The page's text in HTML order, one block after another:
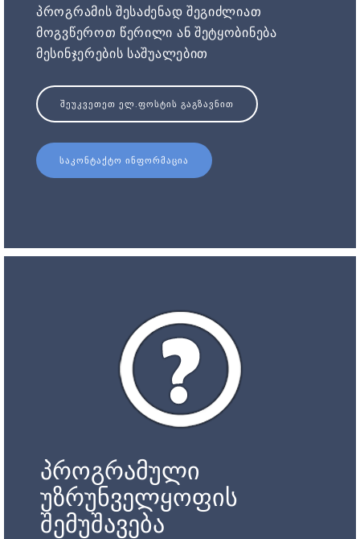
პროგრამის შესაძენად შეგიძლიათ
მოგვწეროთ წერილი ან შეტყობინება
მესინჯერების საშუალებით
ᲨᲔᲣᲙᲕᲔᲗᲔᲗ ᲔᲚ.ᲤᲝᲡᲢᲘᲡ ᲒᲐᲒᲖᲐᲕᲜᲘᲗ
ᲡᲐᲙᲝᲜᲢᲐᲥᲢᲝ ᲘᲜᲤᲝᲠᲛᲐᲪᲘᲐ
პროგრამული
უზრუნველყოფის
შემუშავება